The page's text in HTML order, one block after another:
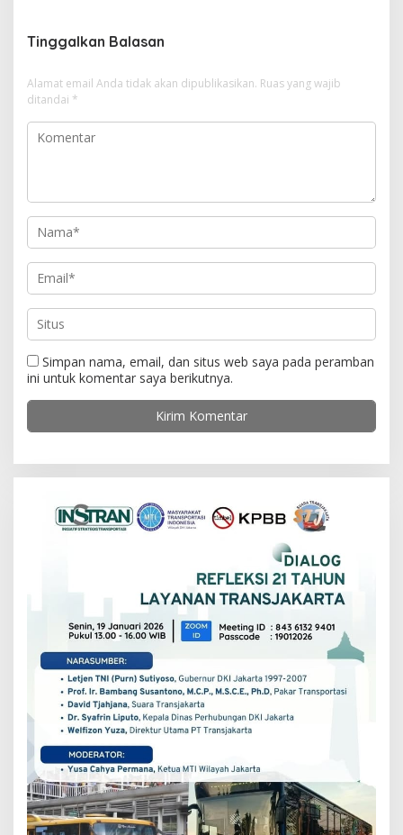
g
a
s
i
p
Tinggalkan Balasan
Alamat email Anda tidak akan dipublikasikan. Ruas yang wajib
ditandai *
Simpan nama, email, dan situs web saya pada peramban
ini untuk komentar saya berikutnya.